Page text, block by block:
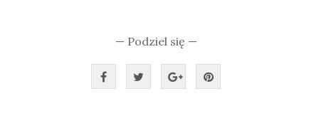
— Podziel się —